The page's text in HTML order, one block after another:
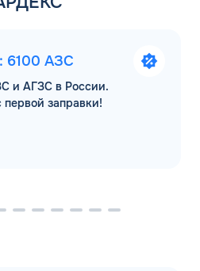
6100 АЗС
и АГЗС в России.
заправки!